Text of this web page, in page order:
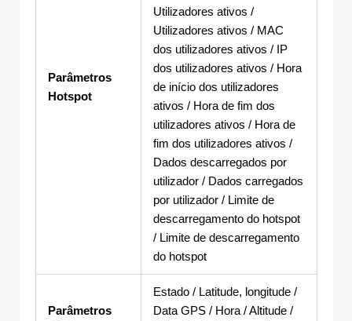
Parâmetros
Hotspot
Utilizadores ativos /
Utilizadores ativos / MAC
dos utilizadores ativos / IP
dos utilizadores ativos / Hora
de início dos utilizadores
ativos / Hora de fim dos
utilizadores ativos / Hora de
fim dos utilizadores ativos /
Dados descarregados por
utilizador / Dados carregados
por utilizador / Limite de
descarregamento do hotspot
/ Limite de descarregamento
do hotspot
Parâmetros
Estado / Latitude, longitude /
Data GPS / Hora / Altitude /